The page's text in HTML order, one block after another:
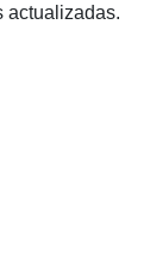
actualizadas.